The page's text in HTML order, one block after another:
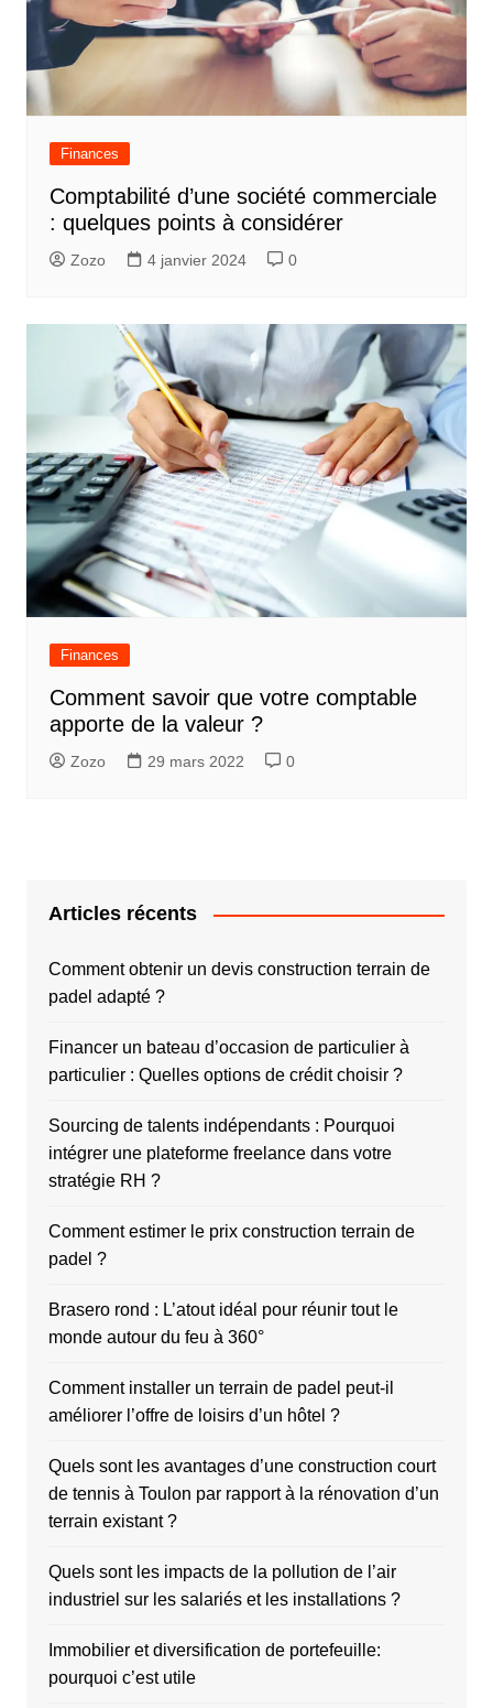
Finances
Comptabilité d’une société commerciale
: quelques points à considérer
Zozo 4 janvier 2024 0
Finances
Comment savoir que votre comptable
apporte de la valeur ?
Zozo 29 mars 2022 0
Articles récents
Comment obtenir un devis construction terrain de
padel adapté ?
Financer un bateau d’occasion de particulier à
particulier : Quelles options de crédit choisir ?
Sourcing de talents indépendants : Pourquoi
intégrer une plateforme freelance dans votre
stratégie RH ?
Comment estimer le prix construction terrain de
padel ?
Brasero rond : L’atout idéal pour réunir tout le
monde autour du feu à 360°
Comment installer un terrain de padel peut-il
améliorer l’offre de loisirs d’un hôtel ?
Quels sont les avantages d’une construction court
de tennis à Toulon par rapport à la rénovation d’un
terrain existant ?
Quels sont les impacts de la pollution de l’air
industriel sur les salariés et les installations ?
Immobilier et diversification de portefeuille:
pourquoi c’est utile